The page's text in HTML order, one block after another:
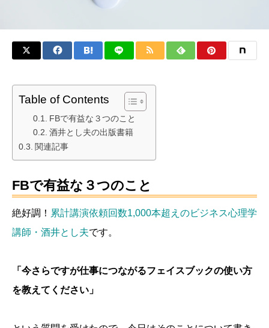
Table of Contents
FBで有益な３つのこと
酒井とし夫の出版書籍
関連記事
FBで有益な３つのこと
絶好調！ 累計講演依頼回数1,000本超えのビジネス心理学
講師・酒井とし夫です。
「今さらですが仕事につながるフェイスブックの使い方
を教えてください」